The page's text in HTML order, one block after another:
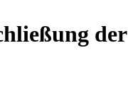
der